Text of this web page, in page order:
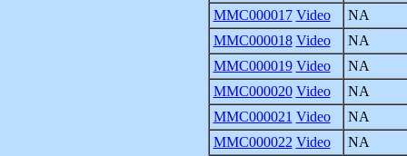
MMC000017 Video
NA
MMC000018 Video
NA
MMC000019 Video
NA
MMC000020 Video
NA
MMC000021 Video
NA
MMC000022 Video
NA